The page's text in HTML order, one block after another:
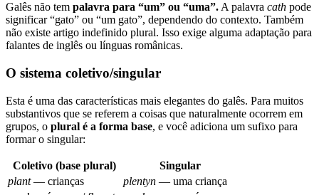
Galês não tem palavra para “um” ou “uma”. A palavra cath pode
significar “gato” ou “um gato”, dependendo do contexto. Também
não existe artigo indefinido plural. Isso exige alguma adaptação para
falantes de inglês ou línguas românicas.
O sistema coletivo/singular
Esta é uma das características mais elegantes do galês. Para muitos
substantivos que se referem a coisas que naturalmente ocorrem em
grupos, o plural é a forma base, e você adiciona um sufixo para
formar o singular:
Coletivo (base plural)
Singular
plant— crianças plentyn — uma criança